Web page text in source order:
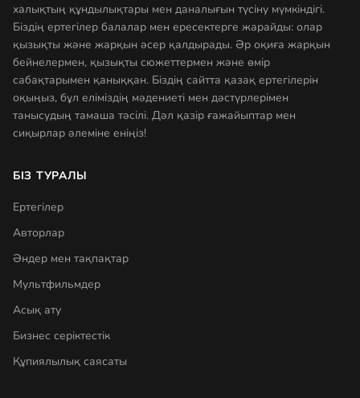
халықтың құндылықтары мен даналығын түсіну мүмкіндігі.
Біздің ертегілер балалар мен ересектерге жарайды: олар
қызықты және жарқын әсер қалдырады. Әр оқиға жарқын
бейнелермен, қызықты сюжеттермен және өмір
сабақтарымен қаныққан. Біздің сайтта қазақ ертегілерін
оқыңыз, бұл еліміздің мәдениеті мен дәстүрлерімен
танысудың тамаша тәсілі. Дәл қазір ғажайыптар мен
сиқырлар әлеміне еніңіз!
БІЗ ТУРАЛЫ
Ертегілер
Авторлар
Әндер мен тақпақтар
Мультфильмдер
Асық ату
Бизнес серіктестік
Құпиялылық саясаты